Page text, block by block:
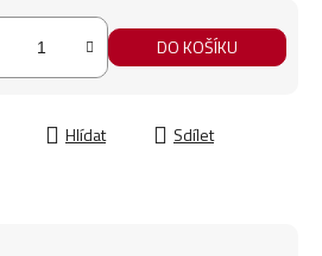
DO KOŠÍKU
Hlídat Sdílet